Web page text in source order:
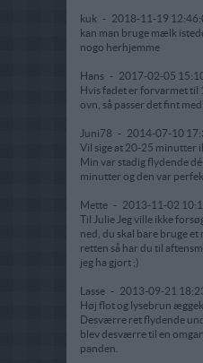
kuk - 2018-11-19
kan man bruge mælk
nogo herhjemme
Hans - 2017-02-05
Hvis fadet er forvarmet til
ovn, så passer det fint med
Juni78 - 2014-07-10
Vil sige at 20-25 minutter
Min var stadig flydende
minutter og den var
Mette - 2013-11-02
Til Julie Jeg ville ikke
ned, du skal bare bruge
retten så har du til
jeg ha gjort ;)
Lasse - 2013-09-21
Høj flot og lysebrun
Desværre ret flydende
blev desværre til en
panden.